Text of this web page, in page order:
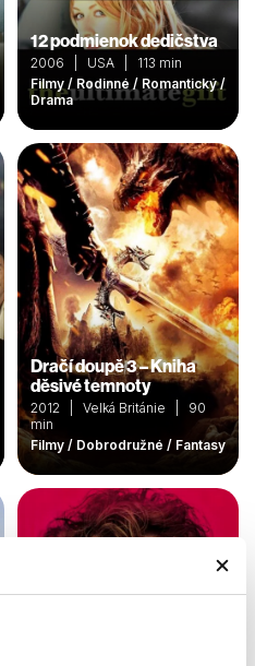
12 podmienok dedičstva
2006 | USA | 113 min
Filmy / Rodinné / Romantický /
Drama
Dračí doupě 3 – Kniha
děsivé temnoty
2012 | Velká Británie | 90
min
Filmy / Dobrodružné / Fantasy